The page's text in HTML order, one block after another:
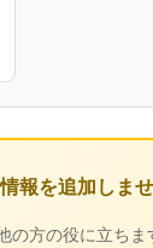
報を追加しま
の方の役に立ち